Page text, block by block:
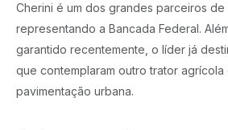
Cherini é um dos grandes parceiros de
representando a Bancada Federal.
garantido recentemente, o líder já
que contemplaram outro trator agrícola
pavimentação urbana.